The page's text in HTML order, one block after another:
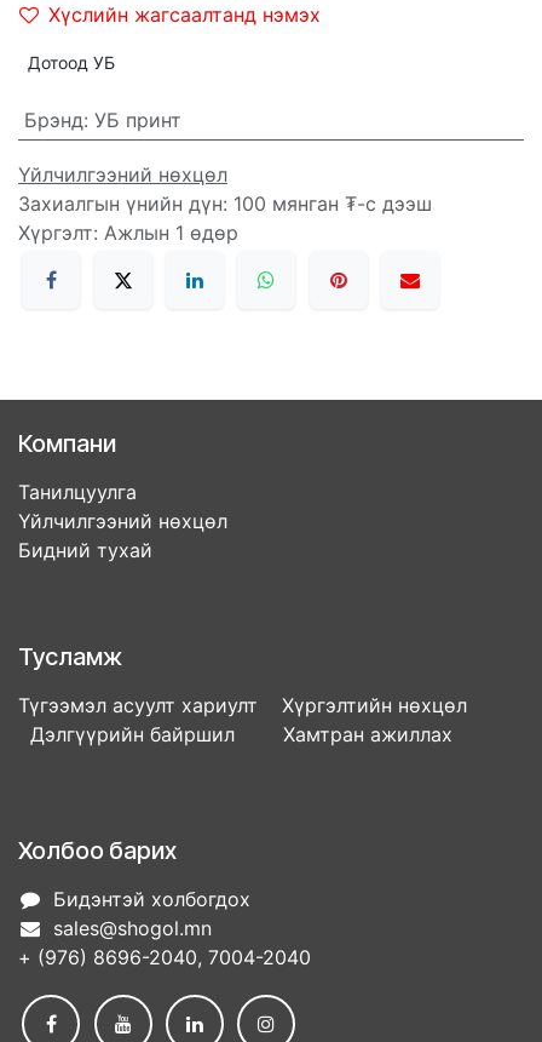
Хүслийн жагсаалтанд нэмэх
Дотоод УБ
Брэнд: УБ принт
Үйлчилгээний нөхцөл
Захиалгын үнийн дүн: 100 мянган ₮-с дээш
Хүргэлт: Ажлын 1 өдөр
Компани
Танилцуулга
Үйлчилгээний нөхцөл
Бидний тухай
Тусламж
Түгээмэл асуулт хариулт Хүргэлтийн нөхцөл
Дэлгүүрийн байршил Хамтран ажиллах
Холбоо барих
Бидэнтэй холбогдох
sales@shogol.mn
+ (976) 8696-2040, 7004-2040